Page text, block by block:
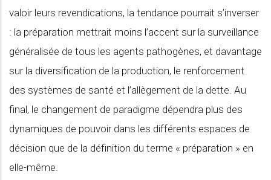
valoir leurs revendications, la tendance pourrait s’inverser
: la préparation mettrait moins l’accent sur la surveillance
généralisée de tous les agents pathogènes, et davantage
sur la diversification de la production, le renforcement
des systèmes de santé et l’allègement de la dette. Au
final, le changement de paradigme dépendra plus des
dynamiques de pouvoir dans les différents espaces de
décision que de la définition du terme « préparation » en
elle-même.